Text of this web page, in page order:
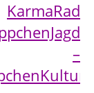
KarmaRad
–